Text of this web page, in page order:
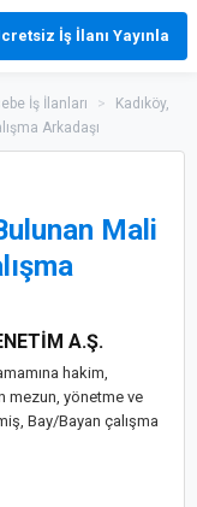
İş İlanı Yayınla
İş İlanları >
Kadıköy,
Arkadaşı
Mali
A.Ş.
hakim,
mezun, yönetme ve
Bay/Bayan çalışma